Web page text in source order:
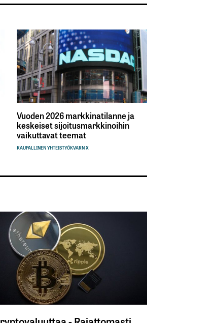
Vuoden 2026 markkinatilanne ja
keskeiset sijoitusmarkkinoihin
vaikuttavat teemat
KAUPALLINEN YHTEISTYÖKVARN X